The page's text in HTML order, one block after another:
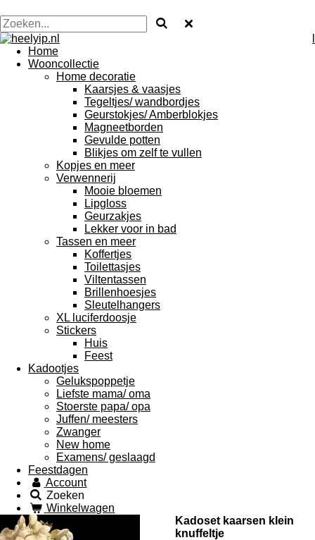
Home
Wooncollectie
Home decoratie
Kaarsjes & vaasjes
Tegeltjes/ wandbordjes
Geurstokjes/ Amberblokjes
Magneetborden
Gevulde potten
Blikjes om zelf te vullen
Kopjes en meer
Verwennerij
Mooie bloemen
Lipgloss
Geurzakjes
Lekker voor in bad
Tassen en meer
Koffertjes
Toilettasjes
Viltentassen
Brillenhoesjes
Sleutelhangers
XL luciferdoosje
Stickers
Huis
Feest
Kadootjes
Gelukspoppetje
Liefste mama/ oma
Stoerste papa/ opa
Juffen/ meesters
Zwanger
New home
Examens/ geslaagd
Feestdagen
Account
Zoeken
Winkelwagen
Kadoset kaarsen klein
knuffeltje